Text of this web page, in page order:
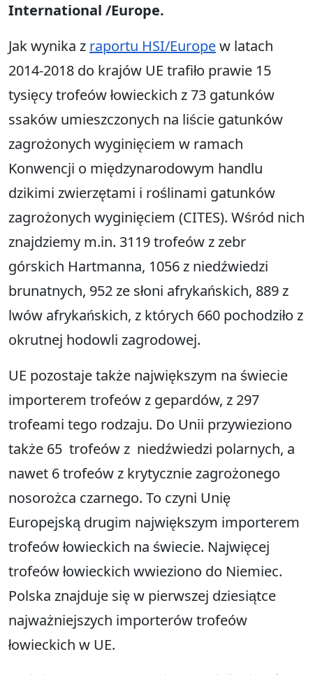
International /Europe.
Jak wynika z raportu HSI/Europew latach
2014-2018 do krajów UE trafiło prawie 15
tysięcy trofeów łowieckich z 73 gatunków
ssaków umieszczonych na liście gatunków
zagrożonych wyginięciem w ramach
Konwencji o międzynarodowym handlu
dzikimi zwierzętami i roślinami gatunków
zagrożonych wyginięciem (CITES). Wśród nich
znajdziemy m.in. 3119 trofeów z zebr
górskich Hartmanna, 1056 z niedźwiedzi
brunatnych, 952 ze słoni afrykańskich, 889 z
lwów afrykańskich, z których 660 pochodziło z
okrutnej hodowli zagrodowej.
UE pozostaje także największym na świecie
importerem trofeów z gepardów, z 297
trofeami tego rodzaju. Do Unii przywieziono
także 65 trofeów z niedźwiedzi polarnych, a
nawet 6 trofeów z krytycznie zagrożonego
nosorożca czarnego. To czyni Unię
Europejską drugim największym importerem
trofeów łowieckich na świecie. Najwięcej
trofeów łowieckich wwieziono do Niemiec.
Polska znajduje się w pierwszej dziesiątce
najważniejszych importerów trofeów
łowieckich w UE.